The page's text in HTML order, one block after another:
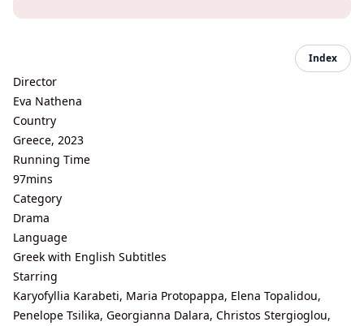
Index
Director
Eva Nathena
Country
Greece, 2023
Running Time
97mins
Category
Drama
Language
Greek with English Subtitles
Starring
Karyofyllia Karabeti, Maria Protopappa, Elena Topalidou,
Penelope Tsilika, Georgianna Dalara, Christos Stergioglou,